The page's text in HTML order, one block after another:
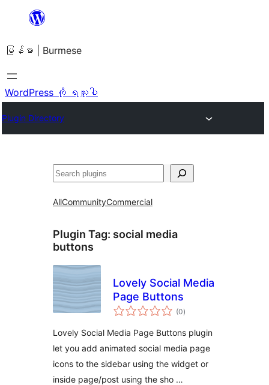
အကြောင်းအရာ
ကျော်သွား
ရန်
မြန်မာ | Burmese
WordPress ကို ရယူပါ
Plugin Directory
ရှာ
AllCommunityCommercial
Plugin Tag: social media
buttons
Lovely Social Media
Page Buttons
(0total
ratings
)
Lovely Social Media Page Buttons plugin
let you add animated social media page
icons to the sidebar using the widget or
inside page/post using the sho …